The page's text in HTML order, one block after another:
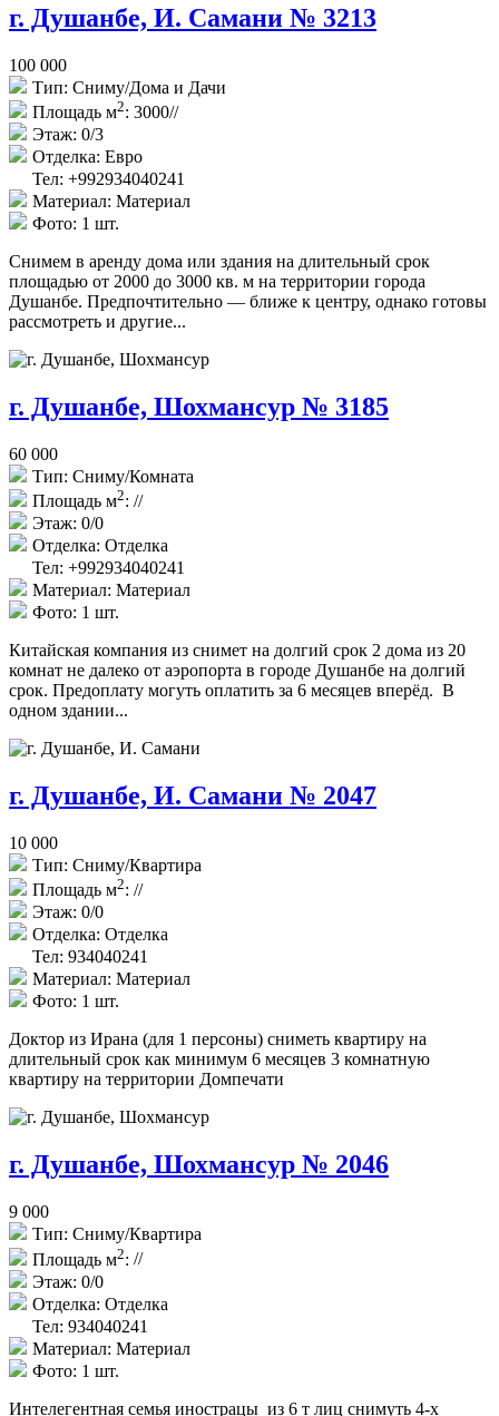
г. Душанбе, И. Самани № 3213
100 000
Тип: Сниму/Дома и Дачи
Площадь м2: 3000//
Этаж: 0/3
Отделка: Евро
Тел: +992934040241
Материал: Материал
Фото: 1 шт.
Снимем в аренду дома или здания на длительный срок
площадью от 2000 до 3000 кв. м на территории города
Душанбе. Предпочтительно — ближе к центру, однако готовы
рассмотреть и другие...
г. Душанбе, Шохмансур № 3185
60 000
Тип: Сниму/Комната
Площадь м2: //
Этаж: 0/0
Отделка: Отделка
Тел: +992934040241
Материал: Материал
Фото: 1 шт.
Китайская компания из снимет на долгий срок 2 дома из 20
комнат не далеко от аэропорта в городе Душанбе на долгий
срок. Предоплату могуть оплатить за 6 месяцев вперёд. В
одном здании...
г. Душанбе, И. Самани № 2047
10 000
Тип: Сниму/Квартира
Площадь м2: //
Этаж: 0/0
Отделка: Отделка
Тел: 934040241
Материал: Материал
Фото: 1 шт.
Доктор из Ирана (для 1 персоны) сниметь квартиру на
длительный срок как минимум 6 месяцев 3 комнатную
квартиру на территории Домпечати
г. Душанбе, Шохмансур № 2046
9 000
Тип: Сниму/Квартира
Площадь м2: //
Этаж: 0/0
Отделка: Отделка
Тел: 934040241
Материал: Материал
Фото: 1 шт.
Интелегентная семья инострацы из 6 т лиц снимуть 4-х